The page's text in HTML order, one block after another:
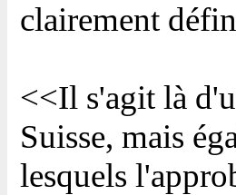
clairement
<<Il s'agit là
Suisse, mais
lesquels